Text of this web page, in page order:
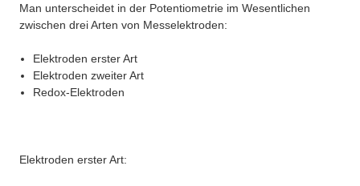
Man unterscheidet in der Potentiometrie im Wesentlichen
zwischen drei Arten von Messelektroden:
Elektroden erster Art
Elektroden zweiter Art
Redox-Elektroden
Elektroden erster Art: